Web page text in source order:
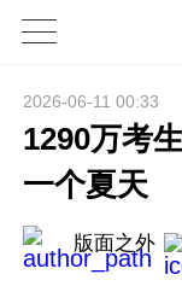
2026-06-11 00:33
1290万考
一个夏天
版面之外